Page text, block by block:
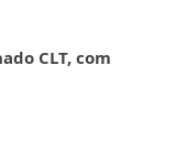
CLT, com